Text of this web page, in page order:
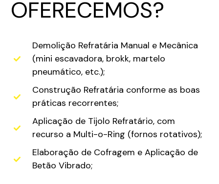
OFERECEMOS?
Demolição Refratária Manual e Mecânica
(mini escavadora, brokk, martelo
pneumático, etc.);
Construção Refratária conforme as boas
práticas recorrentes;
Aplicação de Tijolo Refratário, com
recurso a Multi-o-Ring (fornos rotativos);
Elaboração de Cofragem e Aplicação de
Betão Vibrado;